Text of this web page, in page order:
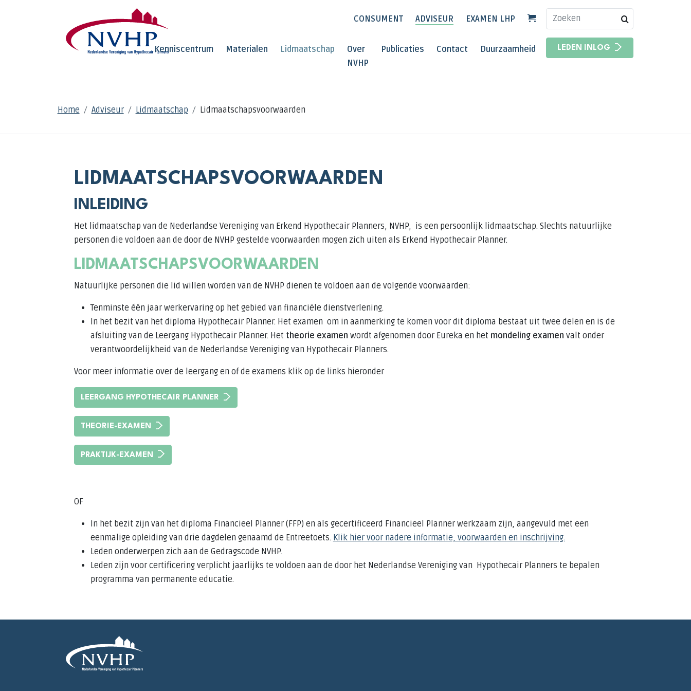
HOOFDNAVIGATIE
CONSUMENT ADVISEUR EXAMEN LHP
Kenniscentrum Materialen Lidmaatschap
Over
NVHP
Publicaties Contact Duurzaamheid LEDEN INLOG
KRUIMELPAD
Home Adviseur Lidmaatschap Lidmaatschapsvoorwaarden
LIDMAATSCHAPSVOORWAARDEN
INLEIDING
Het lidmaatschap van de Nederlandse Vereniging van Erkend Hypothecair Planners, NVHP, is een persoonlijk lidmaatschap. Slechts natuurlijke
personen die voldoen aan de door de NVHP gestelde voorwaarden mogen zich uiten als Erkend Hypothecair Planner.
LIDMAATSCHAPSVOORWAARDEN
Natuurlijke personen die lid willen worden van de NVHP dienen te voldoen aan de volgende voorwaarden:
Tenminste één jaar werkervaring op het gebied van financiële dienstverlening.
In het bezit van het diploma Hypothecair Planner. Het examen om in aanmerking te komen voor dit diploma bestaat uit twee delen en is de
afsluiting van de Leergang Hypothecair Planner. Het theorie examen wordt afgenomen door Eureka en het mondeling examen valt onder
verantwoordelijkheid van de Nederlandse Vereniging van Hypothecair Planners.
Voor meer informatie over de leergang en of de examens klik op de links hieronder
LEERGANG HYPOTHECAIR PLANNER
THEORIE-EXAMEN
PRAKTIJK-EXAMEN
OF
In het bezit zijn van het diploma Financieel Planner (FFP) en als gecertificeerd Financieel Planner werkzaam zijn, aangevuld met een
eenmalige opleiding van drie dagdelen genaamd de Entreetoets. Klik hier voor nadere informatie, voorwaarden en inschrijving.
Leden onderwerpen zich aan de Gedragscode NVHP.
Leden zijn voor certificering verplicht jaarlijks te voldoen aan de door het Nederlandse Vereniging van Hypothecair Planners te bepalen
programma van permanente educatie.